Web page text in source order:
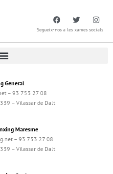
Segueix-nos a les xarxes socials
General
– 93 753 27 08
– Vilassar de Dalt
Maresme
– 93 753 27 08
– Vilassar de Dalt